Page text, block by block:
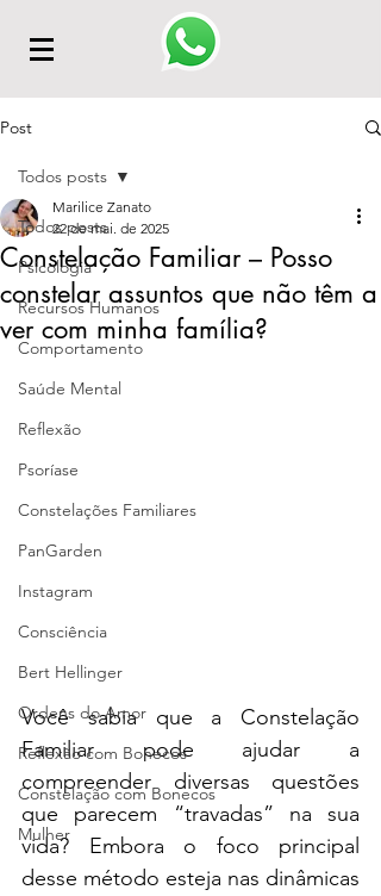
Post
Todos posts
Psicologia
Recursos Humanos
Comportamento
Saúde Mental
Reflexão
Psoríase
Constelações Familiares
PanGarden
Instagram
Consciência
Bert Hellinger
Ordens do Amor
Reflexão com Bonecos
Constelação com Bonecos
Mulher
Todos posts
Constelação Familiar – Posso
constelar assuntos que não têm a
ver com minha família?
Marilice Zanato
22 de mai. de 2025
Você sabia que a Constelação
Familiar pode ajudar a
compreender diversas questões
que parecem “travadas” na sua
vida? Embora o foco principal
desse método esteja nas dinâmicas